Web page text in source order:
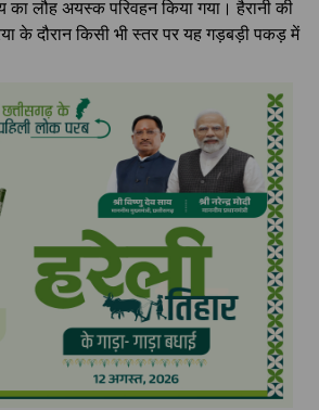
लौह अयस्क परिवहन किया गया। हैरानी की
के दौरान किसी भी स्तर पर यह गड़बड़ी पकड़ में